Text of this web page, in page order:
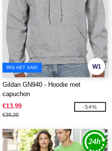
W1
PAS HET AAN!
Gildan GN940 - Hoodie met
capuchon
€13.99
€30.20
-54%